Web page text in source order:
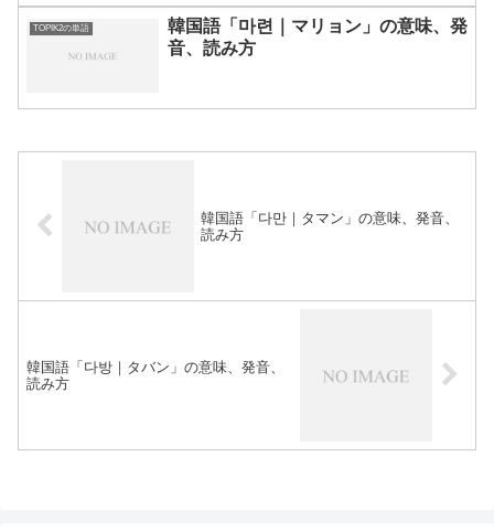
TOPIK2の単語
韓国語「마련｜マリョン」の意味、発
音、読み方
韓国語「다만｜タマン」の意味、発音、
読み方
韓国語「다방｜タバン」の意味、発音、
読み方